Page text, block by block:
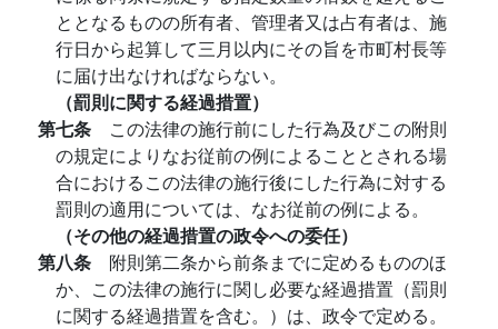
ととなるものの所有者、管理者又は占有者は、施
行日から起算して三月以内にその旨を市町村長等
に届け出なければならない。
（罰則に関する経過措置）
第七条 この法律の施行前にした行為及びこの附則
の規定によりなお従前の例によることとされる場
合におけるこの法律の施行後にした行為に対する
罰則の適用については、なお従前の例による。
（その他の経過措置の政令への委任）
第八条 附則第二条から前条までに定めるもののほ
か、この法律の施行に関し必要な経過措置（罰則
に関する経過措置を含む。）は、政令で定める。